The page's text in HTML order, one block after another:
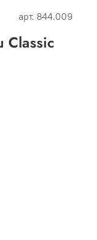
арт. 844.009
Classic